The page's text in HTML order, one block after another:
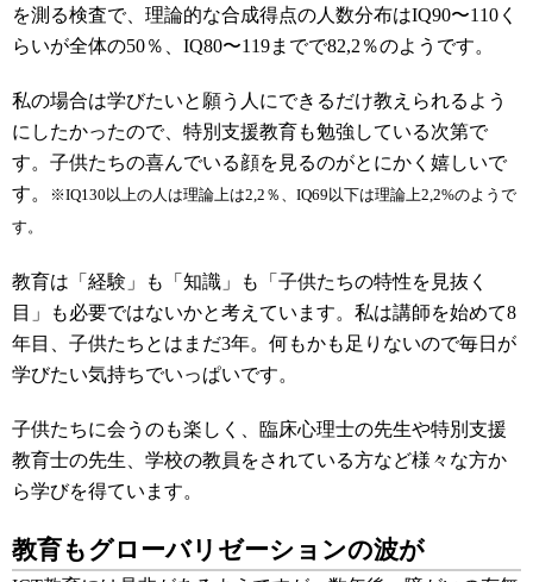
を測る検査で、理論的な合成得点の人数分布はIQ90〜110く
らいが全体の50％、IQ80〜119までで82,2％のようです。
私の場合は学びたいと願う人にできるだけ教えられるよう
にしたかったので、特別支援教育も勉強している次第で
す。子供たちの喜んでいる顔を見るのがとにかく嬉しいで
す。
※IQ130以上の人は理論上は2,2％、IQ69以下は理論上2,2%のようで
す。
教育は「経験」も「知識」も「子供たちの特性を見抜く
目」も必要ではないかと考えています。私は講師を始めて8
年目、子供たちとはまだ3年。何もかも足りないので毎日が
学びたい気持ちでいっぱいです。
子供たちに会うのも楽しく、臨床心理士の先生や特別支援
教育士の先生、学校の教員をされている方など様々な方か
ら学びを得ています。
教育もグローバリゼーションの波が